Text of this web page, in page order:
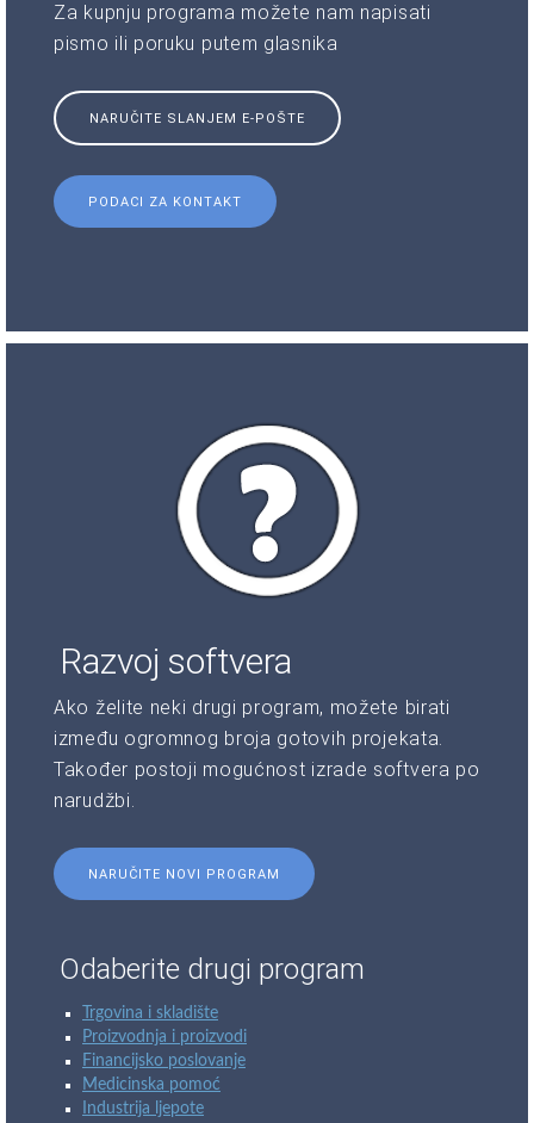
Za kupnju programa možete nam napisati
pismo ili poruku putem glasnika
NARUČITE SLANJEM E-POŠTE
PODACI ZA KONTAKT
Razvoj softvera
Ako želite neki drugi program, možete birati
između ogromnog broja gotovih projekata.
Također postoji mogućnost izrade softvera po
narudžbi.
NARUČITE NOVI PROGRAM
Odaberite drugi program
Trgovina i skladište
Proizvodnja i proizvodi
Financijsko poslovanje
Medicinska pomoć
Industrija ljepote